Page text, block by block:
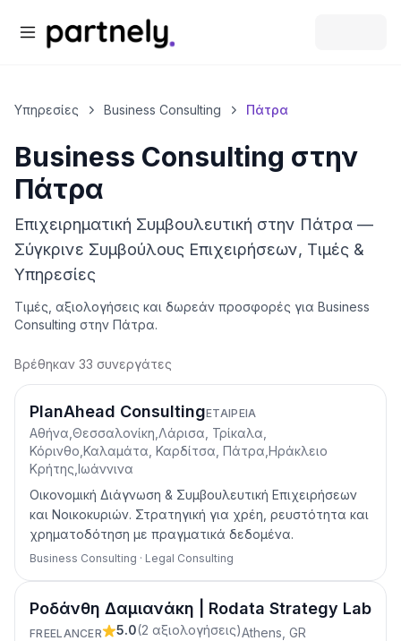
Υπηρεσίες Business Consulting Πάτρα
Business Consulting στην
Πάτρα
Επιχειρηματική Συμβουλευτική στην Πάτρα —
Σύγκρινε Συμβούλους Επιχειρήσεων, Τιμές &
Υπηρεσίες
Τιμές, αξιολογήσεις και δωρεάν προσφορές για Business
Consulting στην Πάτρα.
Βρέθηκαν 33 συνεργάτες
PlanAhead ConsultingΕΤΑΙΡΕΊΑ
Αθήνα,Θεσσαλονίκη,Λάρισα, Τρίκαλα,
Κόρινθο,Καλαμάτα, Καρδίτσα, Πάτρα,Ηράκλειο
Κρήτης,Ιωάννινα
Οικονομική Διάγνωση & Συμβουλευτική Επιχειρήσεων
και Νοικοκυριών. Στρατηγική για χρέη, ρευστότητα και
χρηματοδότηση με πραγματικά δεδομένα.
Business Consulting · Legal Consulting
Ροδάνθη Δαμιανάκη | Rodata Strategy Lab
FREELANCER 5.0(2 αξιολογήσεις)Athens, GR